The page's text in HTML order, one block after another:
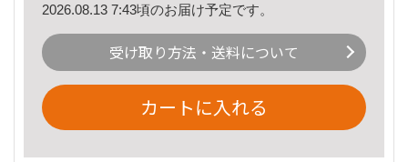
2026.08.13 7:43頃のお届け予定です。
受け取り方法・送料について
カートに入れる